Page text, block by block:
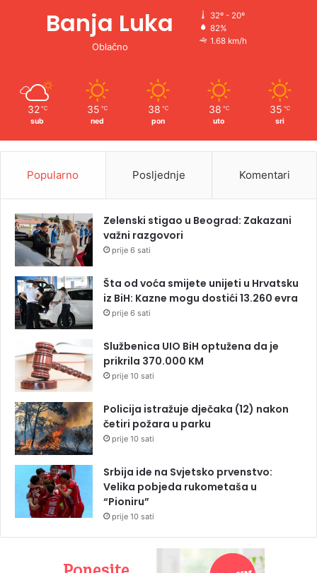
Banja Luka
Oblačno
32º - 20º
82%
1.68 km/h
32 ℃
sub
35 ℃
ned
38 ℃
pon
38 ℃
uto
35 ℃
sri
Popularno Posljednje Komentari
Zelenski stigao u Beograd: Zakazani
važni razgovori
prije 6 sati
Šta od voća smijete unijeti u Hrvatsku
iz BiH: Kazne mogu dostići 13.260 evra
prije 6 sati
Službenica UIO BiH optužena da je
prikrila 370.000 KM
prije 10 sati
Policija istražuje dječaka (12) nakon
četiri požara u parku
prije 10 sati
Srbija ide na Svjetsko prvenstvo:
Velika pobjeda rukometaša u
“Pioniru”
prije 10 sati